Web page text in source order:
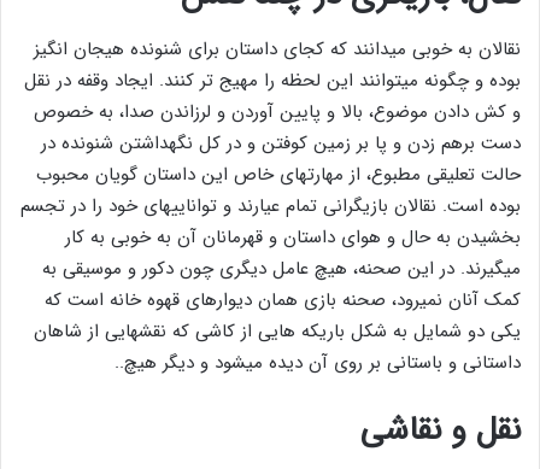
نقالان به خوبی میدانند که کجای داستان برای شنونده هیجان انگیز
بوده و چگونه میتوانند این لحظه را مهیج تر کنند. ایجاد وقفه در نقل
و کش دادن موضوع، بالا و پایین آوردن و لرزاندن صدا، به خصوص
دست برهم زدن و پا بر زمین کوفتن و در کل نگهداشتن شنونده در
حالت تعلیقی مطبوع، از مهارتهای خاص این داستان گویان محبوب
بوده است. نقالان بازیگرانی تمام عیارند و تواناییهای خود را در تجسم
بخشیدن به حال و هوای داستان و قهرمانان آن به خوبی به کار
میگیرند. در این صحنه، هیچ عامل دیگری چون دکور و موسیقی به
کمک آنان نمیرود، صحنه بازی همان دیوارهای قهوه خانه است که
یکی دو شمایل به شکل باریکه هایی از کاشی که نقشهایی از شاهان
داستانی و باستانی بر روی آن دیده میشود و دیگر هیچ..
نقل و نقاشی